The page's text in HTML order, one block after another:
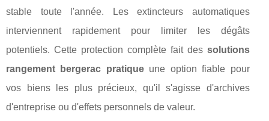
stable toute l'année. Les extincteurs automatiques
interviennent rapidement pour limiter les dégâts
potentiels. Cette protection complète fait des solutions
rangement bergerac pratiqueune option fiable pour
vos biens les plus précieux, qu'il s'agisse d'archives
d'entreprise ou d'effets personnels de valeur.